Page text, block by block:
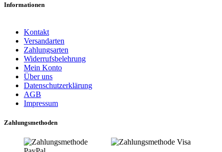
Informationen
Kontakt
Versandarten
Zahlungsarten
Widerrufsbelehrung
Mein Konto
Über uns
Datenschutzerklärung
AGB
Impressum
Zahlungsmethoden